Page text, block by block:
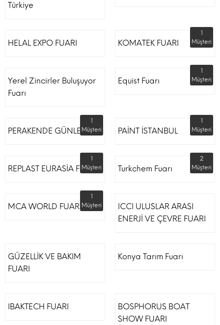
Türkiye
HELAL EXPO FUARI KOMATEK FUARI
1
Müşteri
Yerel Zincirler Buluşuyor
Fuarı
Equist Fuarı
1
Müşteri
PERAKENDE GÜNLERİ
1
Müşteri
PAİNT İSTANBUL
1
Müşteri
REPLAST EURASİA FUARI
1
Müşteri
Turkchem Fuarı
2
Müşteri
MCA WORLD FUARI
1
Müşteri
ICCI ULUSLAR ARASI
ENERJİ VE ÇEVRE FUARI
GÜZELLİK VE BAKIM
FUARI
Konya Tarım Fuarı
IBAKTECH FUARI
BOSPHORUS BOAT
SHOW FUARI